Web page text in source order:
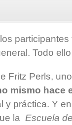
Todo
Fritz Perls,
mismo hace
y práctica. Y
la Escuela